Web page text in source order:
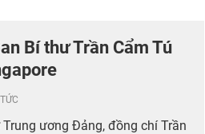
Bí thư Trần Cẩm Tú
ương Đảng, đồng chí Trần